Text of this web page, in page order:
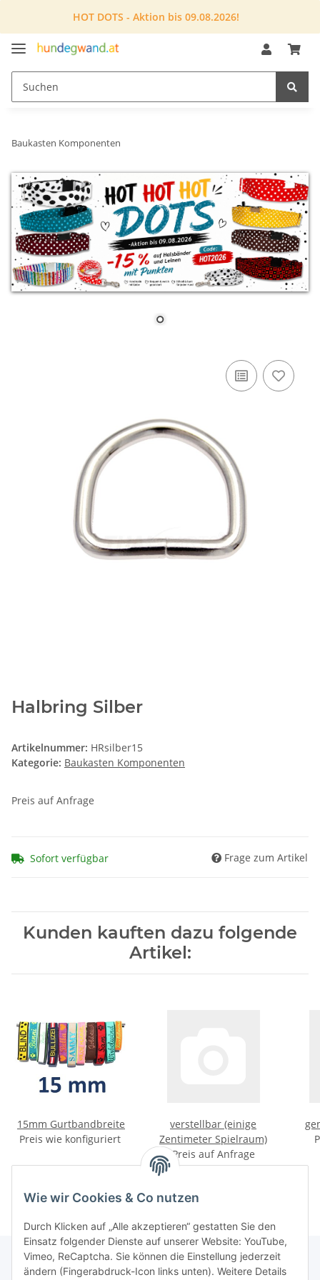
HOT DOTS - Aktion bis 09.08.2026!
Baukasten Komponenten
Halbring Silber
Artikelnummer: HRsilber15
Kategorie: Baukasten Komponenten
Preis auf Anfrage
Sofort verfügbar Frage zum Artikel
Kunden kauften dazu folgende
Artikel:
15mm Gurtbandbreite
Preis wie konfiguriert
verstellbar (einige
Zentimeter Spielraum)
Preis auf Anfrage
Wie wir Cookies & Co nutzen
Durch Klicken auf „Alle akzeptieren“ gestatten Sie den
Einsatz folgender Dienste auf unserer Website: YouTube,
Vimeo, ReCaptcha. Sie können die Einstellung jederzeit
ändern (Fingerabdruck-Icon links unten). Weitere Details